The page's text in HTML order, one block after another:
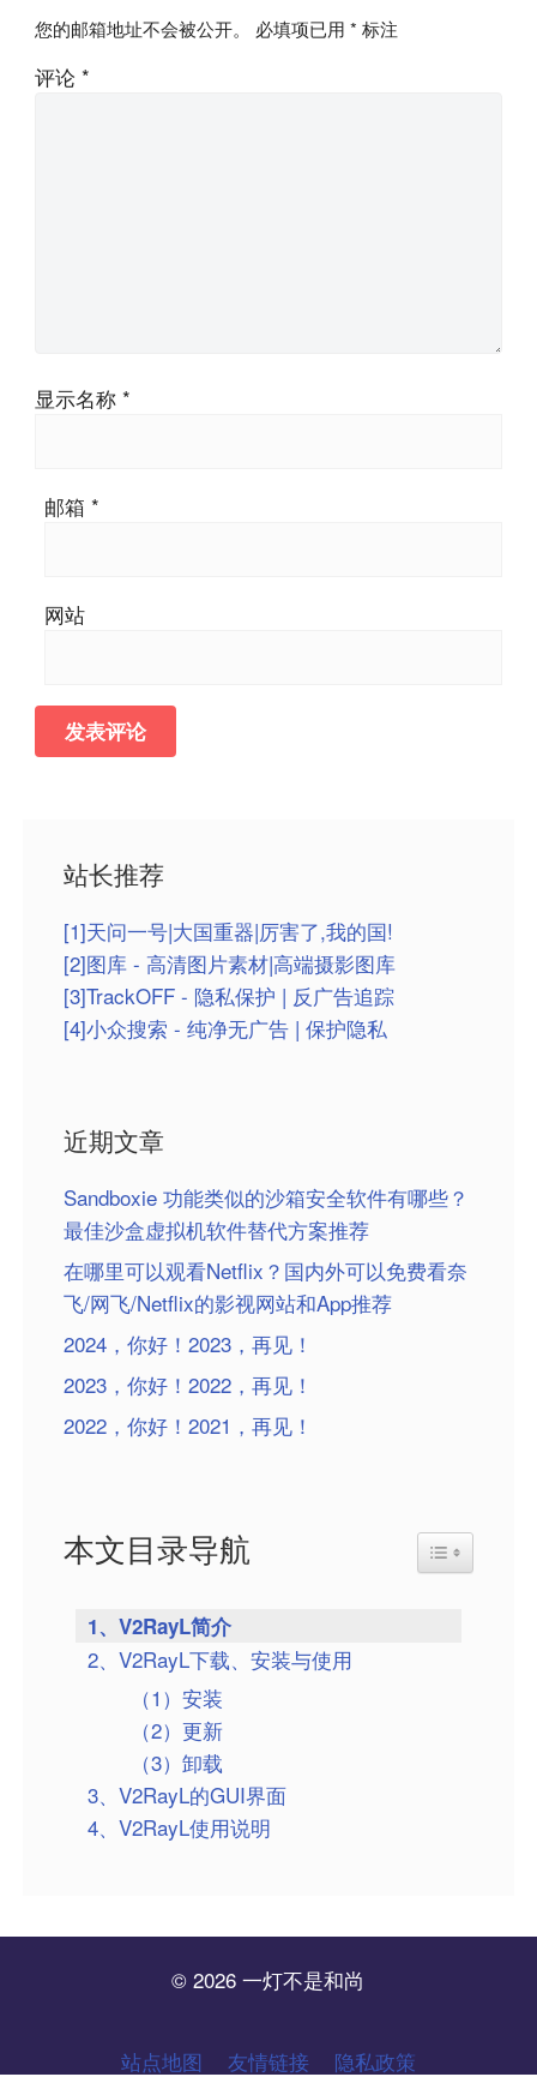
您的邮箱地址不会被公开。 必填项已用 * 标注
评论 *
显示名称 *
邮箱 *
网站
站长推荐
[1]天问一号|大国重器|厉害了,我的国!
[2]图库 - 高清图片素材|高端摄影图库
[3]TrackOFF - 隐私保护 | 反广告追踪
[4]小众搜索 - 纯净无广告 | 保护隐私
近期文章
Sandboxie 功能类似的沙箱安全软件有哪些？
最佳沙盒虚拟机软件替代方案推荐
在哪里可以观看Netflix？国内外可以免费看奈
飞/网飞/Netflix的影视网站和App推荐
2024，你好！2023，再见！
2023，你好！2022，再见！
2022，你好！2021，再见！
本文目录导航 Toggle
1、V2RayL简介
2、V2RayL下载、安装与使用
（1）安装
（2）更新
（3）卸载
3、V2RayL的GUI界面
4、V2RayL使用说明
© 2026 一灯不是和尚
站点地图 友情链接 隐私政策